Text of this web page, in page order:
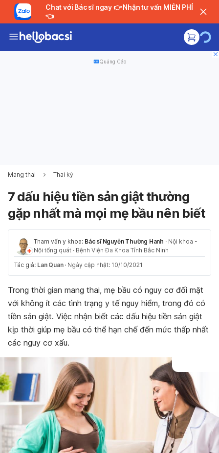
Chat với Bác sĩ ngay 👉 Nhận tư vấn MIỄN PHÍ
👈
Quảng Cáo
Mang thai Thai kỳ
7 dấu hiệu tiền sản giật thường
gặp nhất mà mọi mẹ bầu nên biết
Tham vấn y khoa: Bác sĩ Nguyễn Thường Hanh · Nội khoa -
Nội tổng quát · Bệnh Viện Đa Khoa Tỉnh Bắc Ninh
Tác giả: Lan Quan · Ngày cập nhật: 10/10/2021
Trong thời gian mang thai, mẹ bầu có nguy cơ đối mặt
với không ít các tình trạng y tế nguy hiểm, trong đó có
tiền sản giật. Việc nhận biết các dấu hiệu tiền sản giật
kịp thời giúp mẹ bầu có thể hạn chế đến mức thấp nhất
các nguy cơ xấu.